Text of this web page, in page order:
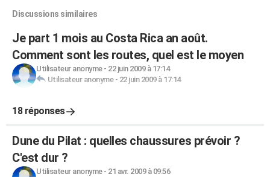
Discussions similaires
Je part 1 mois au Costa Rica an août.
Comment sont les routes, quel est le moyen
Utilisateur anonyme- 22 juin 2009 à 17:14
Utilisateur anonyme- 22 juin 2009 à 17:14
18 réponses
Dune du Pilat : quelles chaussures prévoir ?
C'est dur ?
Utilisateur anonyme- 21 avr. 2009 à 09:56